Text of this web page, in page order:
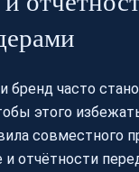
бренд часто
этого
совместного
и отчётности